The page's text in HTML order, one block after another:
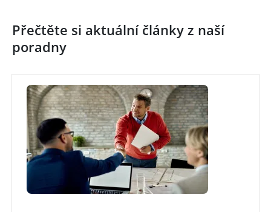
Přečtěte si aktuální články z naší
poradny